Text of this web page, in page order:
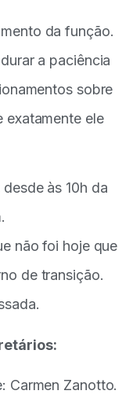
da função.
a paciência
sobre
exatamente ele
às 10h da
não foi hoje que
de transição.
Carmen Zanotto.